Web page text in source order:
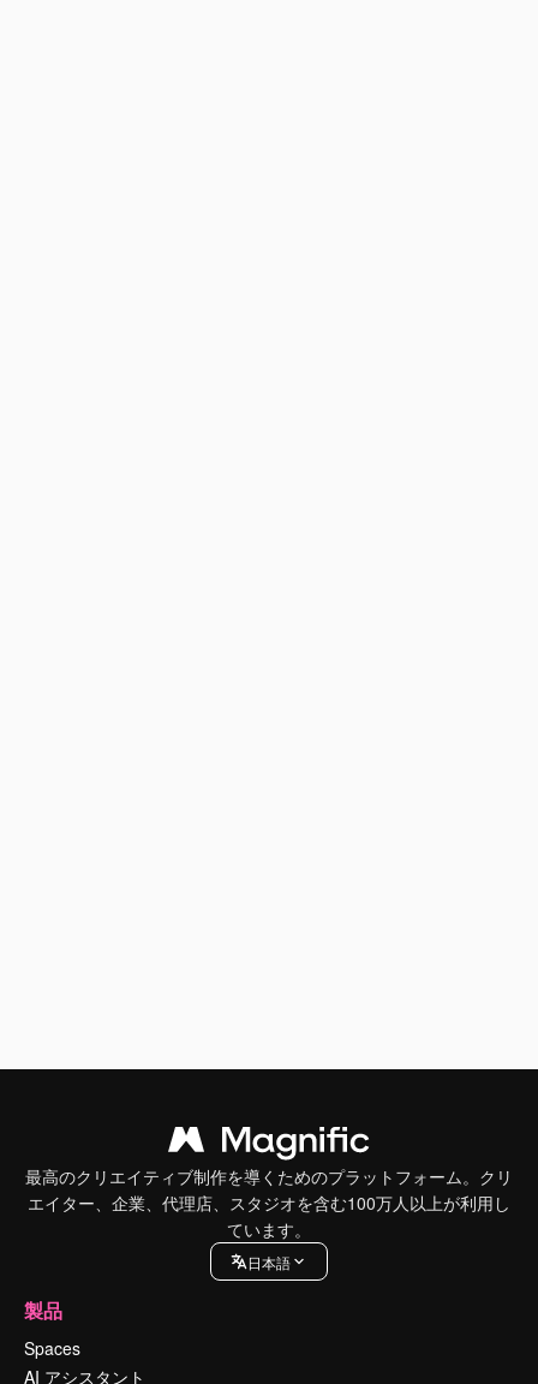
最高のクリエイティブ制作を導くためのプラットフォーム。クリ
エイター、企業、代理店、スタジオを含む100万人以上が利用し
ています。
日本語
製品
Spaces
AI アシスタント